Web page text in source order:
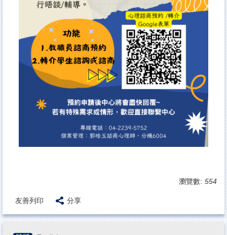
瀏覽數: 554
友善列印 分享